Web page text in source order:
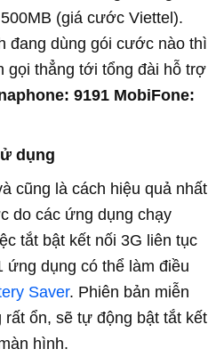
(giá cước Viettel).
đang dùng gói cước nào thì
gọi thẳng tới tổng đài hỗ trợ
9191 MobiFone:
dụng
cũng là cách hiệu quả nhất
do các ứng dụng chạy
tắt bật kết nối 3G liên tục
ứng dụng có thể làm điều
Saver. Phiên bản miễn
rất ổn, sẽ tự động bật tắt kết
hình.